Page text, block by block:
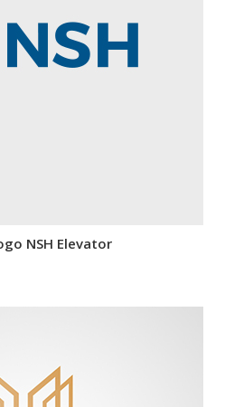
NSH Elevator